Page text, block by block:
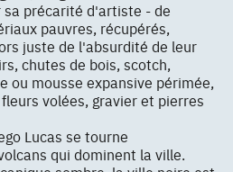
précarité d'artiste - de
pauvres, récupérés,
juste de l'absurdité de leur
chutes de bois, scotch,
ou mousse expansive périmée,
volées, gravier et pierres
Lucas se tourne
qui dominent la ville.